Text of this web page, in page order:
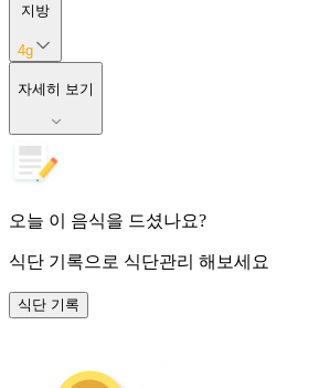
지방
4g
자세히 보기
오늘 이 음식을 드셨나요?
식단 기록으로 식단관리 해보세요
식단 기록